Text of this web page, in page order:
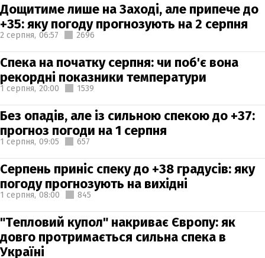
Дощитиме лише на Заході, але припече до
+35: яку погоду прогнозують на 2 серпня
2 серпня, 06:57 2696
Спека на початку серпня: чи поб'є вона
рекордні показники температури
1 серпня, 20:00 1539
Без опадів, але із сильною спекою до +37:
прогноз погоди на 1 серпня
1 серпня, 09:05 657
Серпень приніс спеку до +38 градусів: яку
погоду прогнозують на вихідні
1 серпня, 08:00 845
"Тепловий купол" накриває Європу: як
довго протримається сильна спека в
Україні